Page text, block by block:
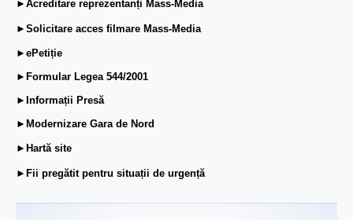
►Acreditare reprezentanți Mass-Media
►Solicitare acces filmare Mass-Media
►ePetiție
►Formular Legea 544/2001
►Informații Presă
►Modernizare Gara de Nord
►Hartă site
►Fii pregătit pentru situații de urgență